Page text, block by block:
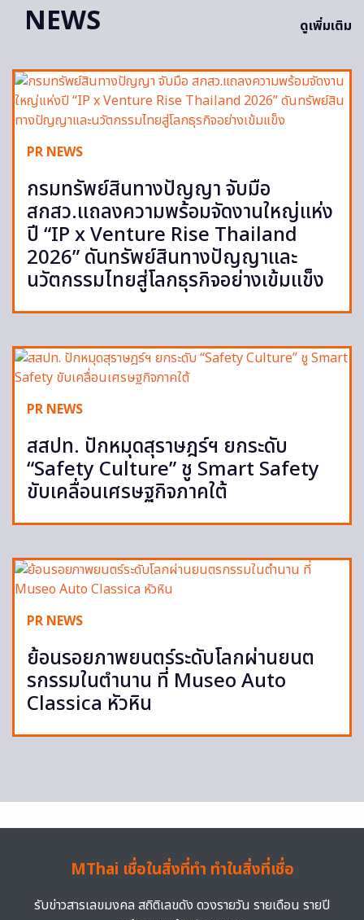
NEWS
ดูเพิ่มเติม
PR NEWS
กรมทรัพย์สินทางปัญญา จับมือ
สกสว.แถลงความพร้อมจัดงานใหญ่แห่ง
ปี “IP x Venture Rise Thailand
2026” ดันทรัพย์สินทางปัญญาและ
นวัตกรรมไทยสู่โลกธุรกิจอย่างเข้มแข็ง
PR NEWS
สสปท. ปักหมุดสุราษฎร์ฯ ยกระดับ
“Safety Culture” ชู Smart Safety
ขับเคลื่อนเศรษฐกิจภาคใต้
PR NEWS
ย้อนรอยภาพยนตร์ระดับโลกผ่านยนต
รกรรมในตำนาน ที่ Museo Auto
Classica หัวหิน
MThai เชื่อในสิ่งที่ทำ ทำในสิ่งที่เชื่อ
รับข่าวสารเลขมงคล สถิติเลขดัง ดวงรายวัน รายเดือน รายปี